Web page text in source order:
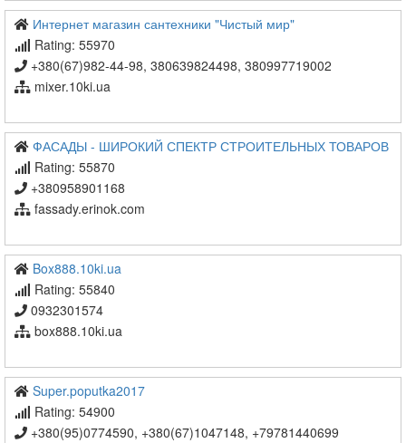
Интернет магазин сантехники "Чистый мир"
Rating: 55970
+380(67)982-44-98, 380639824498, 380997719002
mixer.10ki.ua
ФАСАДЫ - ШИРОКИЙ СПЕКТР СТРОИТЕЛЬНЫХ ТОВАРОВ
Rating: 55870
+380958901168
fassady.erinok.com
Box888.10ki.ua
Rating: 55840
0932301574
box888.10ki.ua
Super.poputka2017
Rating: 54900
+380(95)0774590, +380(67)1047148, +79781440699